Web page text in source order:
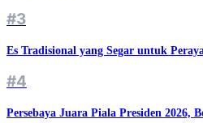
#3
Es Tradisional yang Segar untuk
#4
Persebaya Juara Piala Presiden 2026,